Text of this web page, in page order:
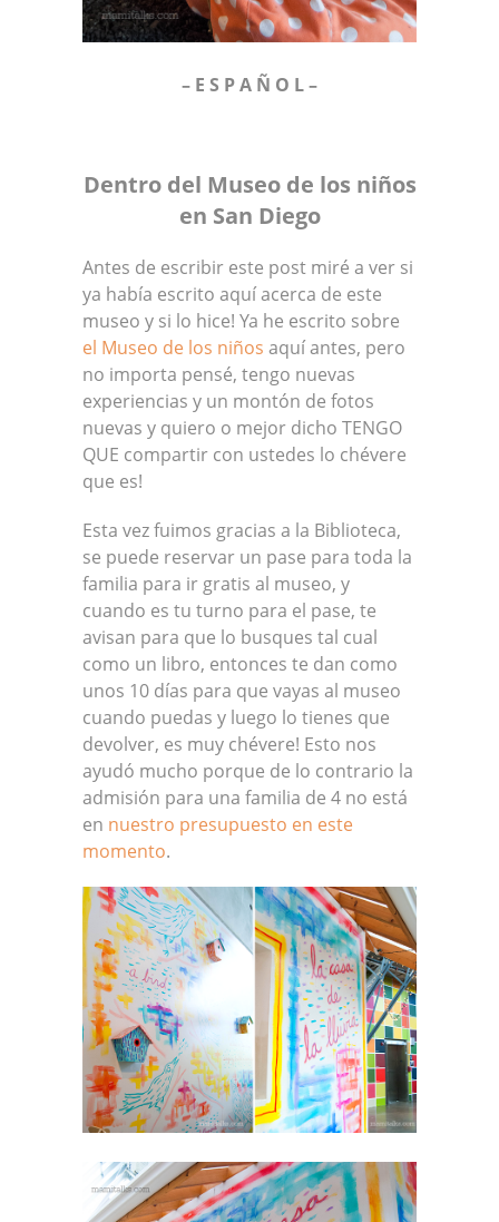
– E S P A Ñ O L –
Dentro del Museo de los niños
en San Diego
Antes de escribir este post miré a ver si
ya había escrito aquí acerca de este
museo y si lo hice! Ya he escrito sobre
el Museo de los niños aquí antes, pero
no importa pensé, tengo nuevas
experiencias y un montón de fotos
nuevas y quiero o mejor dicho TENGO
QUE compartir con ustedes lo chévere
que es!
Esta vez fuimos gracias a la Biblioteca,
se puede reservar un pase para toda la
familia para ir gratis al museo, y
cuando es tu turno para el pase, te
avisan para que lo busques tal cual
como un libro, entonces te dan como
unos 10 días para que vayas al museo
cuando puedas y luego lo tienes que
devolver, es muy chévere! Esto nos
ayudó mucho porque de lo contrario la
admisión para una familia de 4 no está
en nuestro presupuesto en este
momento.